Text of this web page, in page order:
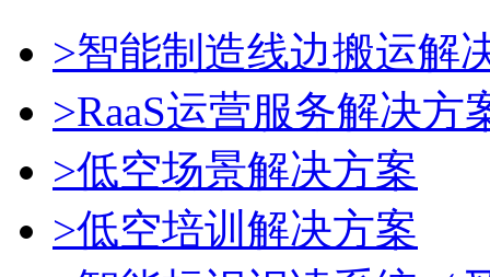
>智能制造线边搬运解
>RaaS运营服务解决方
>低空场景解决方案
>低空培训解决方案